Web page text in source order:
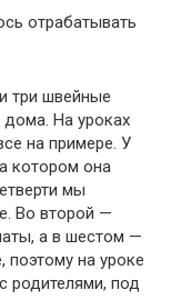
отрабатывать
три швейные
На уроках
на примере. У
котором она
мы
Во второй —
а в шестом —
поэтому на уроке
родителями, под